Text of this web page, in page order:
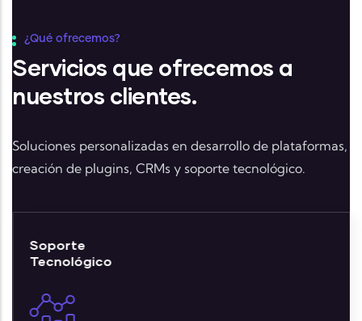
¿Qué ofrecemos?
Servicios que ofrecemos a
nuestros clientes.
Soluciones personalizadas en desarrollo de plataformas,
creación de plugins, CRMs y soporte tecnológico.
Soporte
Tecnológico